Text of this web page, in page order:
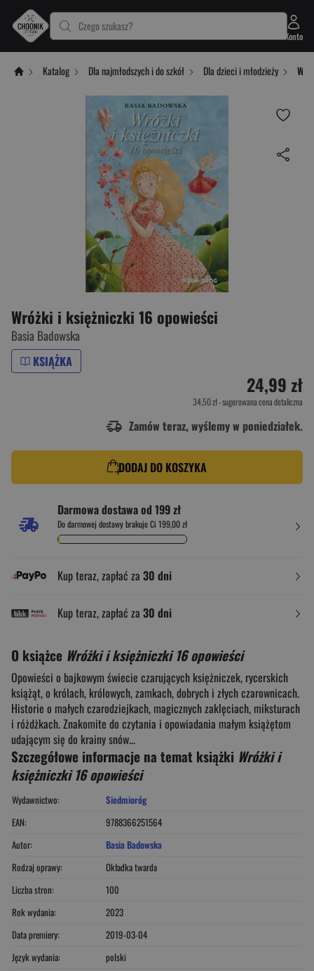
Czego szukasz?
Konto
Katalog Dla najmłodszych i do szkół Dla dzieci i młodzieży
Wróżki i księżniczki 16 opowieści
Basia Badowska
KSIĄŻKA
24,99 zł
34,50 zł- sugerowana cena detaliczna
Zamów teraz, wyślemy w poniedziałek.
DODAJ DO KOSZYKA
Darmowa dostawa od 199 zł
Do darmowej dostawy brakuje Ci 199,00 zł
Kup teraz, zapłać za 30 dni
Kup teraz, zapłać za 30 dni
O książce Wróżki i księżniczki 16 opowieści
Opowieści o bajkowym świecie czarujących księżniczek, rycerskich
książąt, o królach, królowych, zamkach, dobrych i złych czarownicach.
Historie o małych czarodziejkach, magicznych zaklęciach, miksturach
i różdżkach. Znakomite do czytania i opowiadania małym książętom
udającym się do krainy snów...
Szczegółowe informacje na temat książki Wróżki i
księżniczki 16 opowieści
Wydawnictwo:
Siedmioróg
EAN:
9788366251564
Autor:
Basia Badowska
Rodzaj oprawy:
Okładka twarda
Liczba stron:
100
Rok wydania:
2023
Data premiery:
2019-03-04
Język wydania:
polski